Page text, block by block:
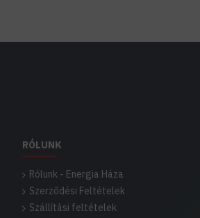
RÓLUNK
Rólunk - Energia Háza
Szerződési Feltételek
Szállítási feltételek